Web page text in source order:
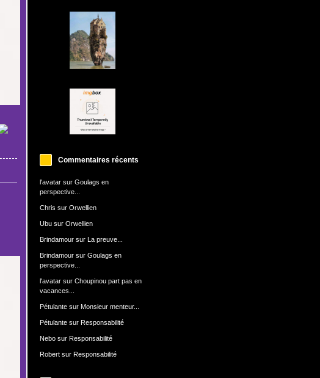
Commentaires récents
l'avatarsur Goulags en
perspective...
Chris sur Orwellien
Ubusur Orwellien
Brindamoursur La preuve...
Brindamoursur Goulags en
perspective...
l'avatarsur Choupinou part pas en
vacances...
Pétulantesur Monsieur menteur...
Pétulantesur Responsabilité
Nebosur Responsabilité
Robertsur Responsabilité